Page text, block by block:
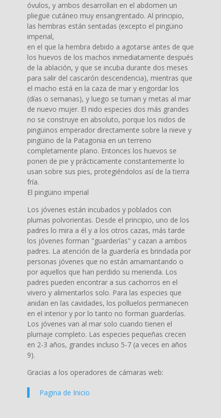
óvulos, y ambos desarrollan en el abdomen un
pliegue cutáneo muy ensangrentado. Al principio,
las hembras están sentadas (excepto el pingüino
imperial,
en el que la hembra debido a agotarse antes de que
los huevos de los machos inmediatamente después
de la ablación, y que se incuba durante dos meses
para salir del cascarón descendencia), mientras que
el macho está en la caza de mar y engordar los
(días o semanas), y luego se turnan y metas al mar
de nuevo mujer. El nido especies dos más grandes
no se construye en absoluto, porque los nidos de
pingüinos emperador directamente sobre la nieve y
pingüino de la Patagonia en un terreno
completamente plano. Entonces los huevos se
ponen de pie y prácticamente constantemente lo
usan sobre sus pies, protegiéndolos así de la tierra
fría.
El pingüino imperial
Los jóvenes están incubados y poblados con
plumas polvorientas. Desde el principio, uno de los
padres lo mira a él y a los otros cazas, más tarde
los jóvenes forman "guarderías" y cazan a ambos
padres. La atención de la guardería es brindada por
personas jóvenes que no están amamantando o
por aquellos que han perdido su merienda. Los
padres pueden encontrar a sus cachorros en el
vivero y alimentarlos solo. Para las especies que
anidan en las cavidades, los polluelos permanecen
en el interior y por lo tanto no forman guarderías.
Los jóvenes van al mar solo cuando tienen el
plumaje completo. Las especies pequeñas crecen
en 2-3 años, grandes incluso 5-7 (a veces en años
9).
Gracias a los operadores de cámaras web:
Pagina de Inicio